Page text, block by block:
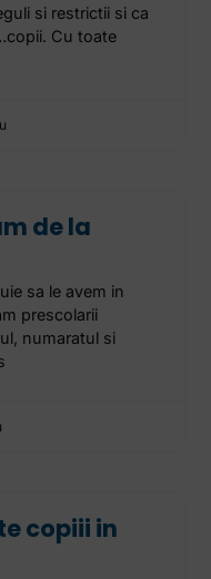
si restrictii si ca
Cu toate
de la
sa le avem in
prescolarii
numaratul si
copiii in